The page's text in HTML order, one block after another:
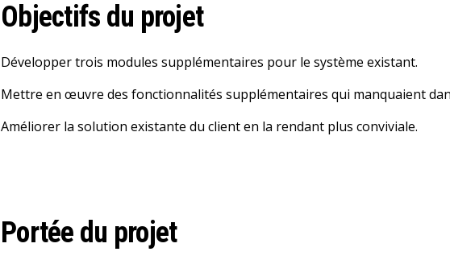
Objectifs du projet
Développer trois modules supplémentaires pour le système existant.
Mettre en œuvre des fonctionnalités supplémentaires qui manquaient
Améliorer la solution existante du client en la rendant plus conviviale.
Portée du projet